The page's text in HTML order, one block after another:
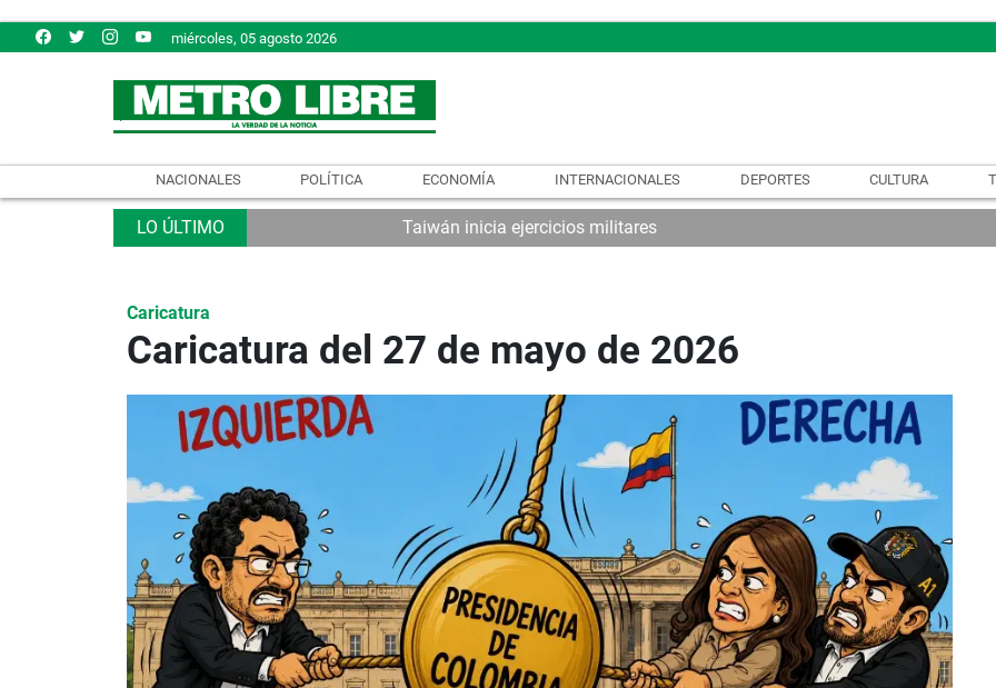
miércoles, 05 agosto 2026
NACIONALES POLÍTICA ECONOMÍA INTERNACIONALES DEPORTES CULTURA
Taiwán inicia ejercicios militares
Caricatura
Caricatura del 27 de mayo de 2026